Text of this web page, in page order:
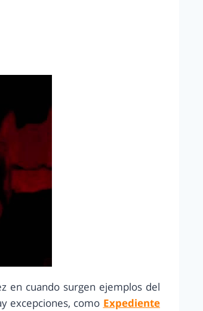
en cuando surgen ejemplos del
excepciones, como Expediente